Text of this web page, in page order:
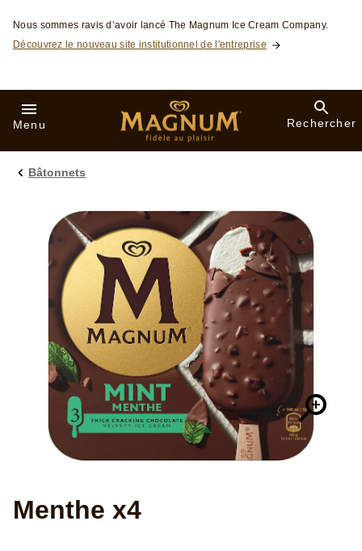
Skip to:
Nous sommes ravis d’avoir lancé The Magnum Ice Cream Company.
Découvrez le nouveau site institutionnel de l'entreprise
Menu Rechercher
Bâtonnets
Menthe x4